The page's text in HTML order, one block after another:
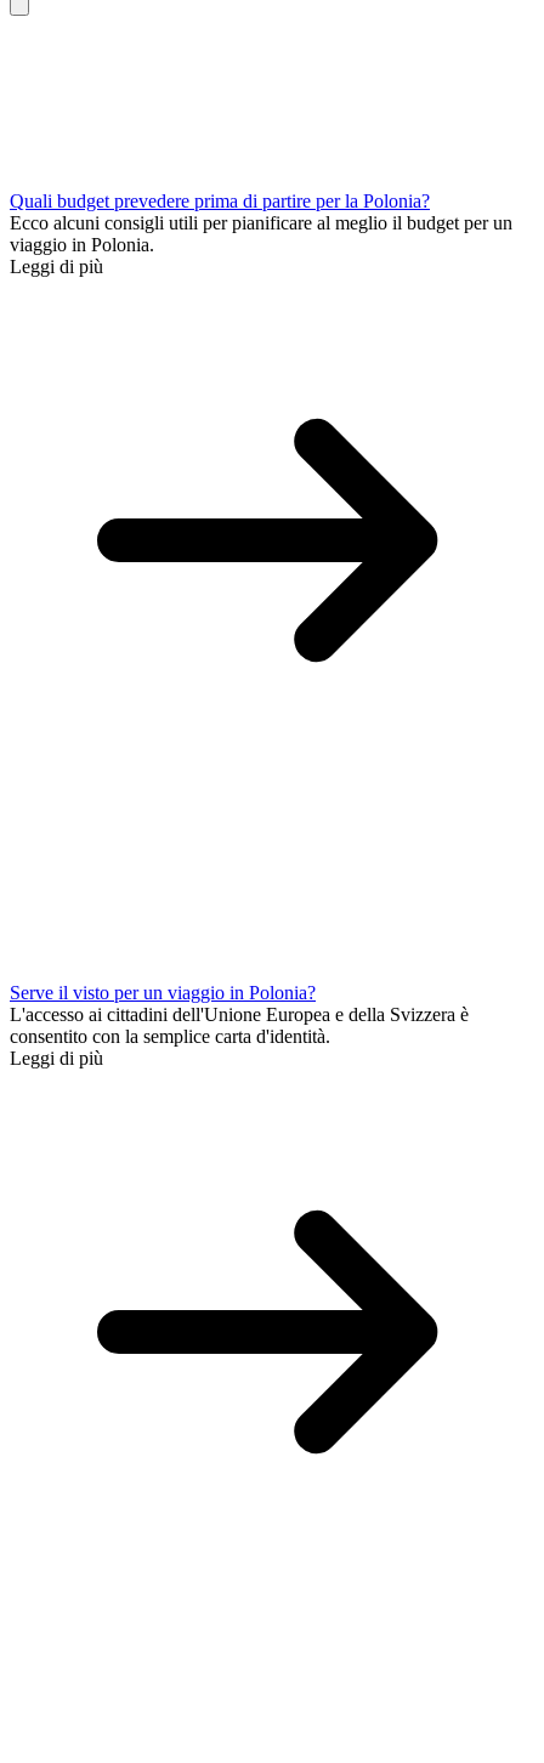
Quali budget prevedere prima di partire per la Polonia?
Ecco alcuni consigli utili per pianificare al meglio il budget per un
viaggio in Polonia.
Leggi di più
Serve il visto per un viaggio in Polonia?
L'accesso ai cittadini dell'Unione Europea e della Svizzera è
consentito con la semplice carta d'identità.
Leggi di più